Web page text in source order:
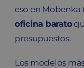
eso en Mobenka
oficina barato
presupuestos.
Los modelos